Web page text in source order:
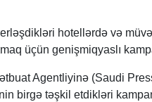
hotellərdə və
üçün genişmiqyaslı
Agentliyinə (Saudi
birgə təşkil etdikləri